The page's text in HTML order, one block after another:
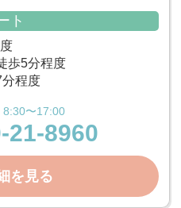
ト
歩5分程度
程度
8:30〜17:00
21-8960
を見る